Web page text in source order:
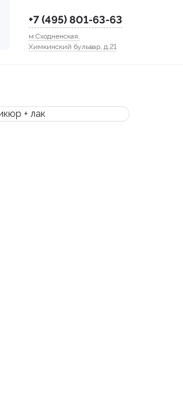
+7 (495) 801-63-63
м.Сходненская,
Химкинский бульвар, д.21